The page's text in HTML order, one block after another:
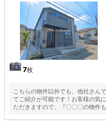
7枚
こちらの物件以外でも、他社さん
てご紹介が可能です！お客様の気
ただきますので、『〇〇〇の物件